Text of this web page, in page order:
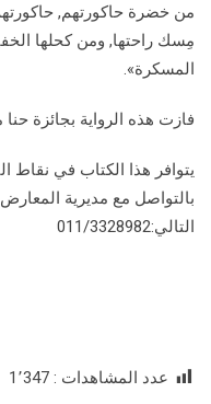
من خضرة حاكورتهم,
مِسك راحتها, ومن كحلها
المسكرة».
فازت هذه الرواية بجائزة حنا
يتوافر هذا الكتاب في نقاط
بالتواصل مع مديرية
التالي:011/3328982
عدد المشاهدات : 1٬347